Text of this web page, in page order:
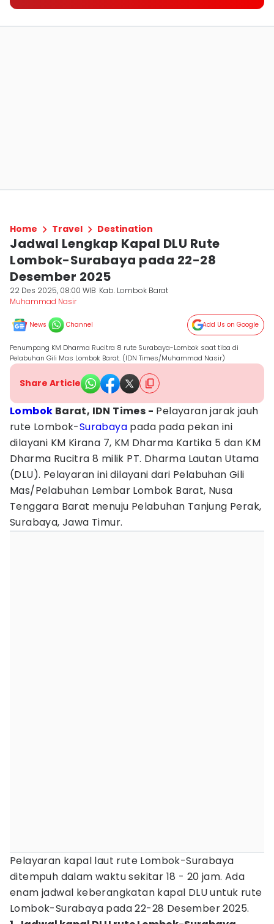
Home Travel Destination
Jadwal Lengkap Kapal DLU Rute
Lombok-Surabaya pada 22-28
Desember 2025
22 Des 2025, 08:00 WIB Kab. Lombok Barat
Muhammad Nasir
News Channel Add Us on Google
Penumpang KM Dharma Rucitra 8 rute Surabaya-Lombok saat tiba di
Pelabuhan Gili Mas Lombok Barat. (IDN Times/Muhammad Nasir)
Share Article
Lombok Barat, IDN Times - Pelayaran jarak jauh
rute Lombok-Surabaya pada pada pekan ini
dilayani KM Kirana 7, KM Dharma Kartika 5 dan KM
Dharma Rucitra 8 milik PT. Dharma Lautan Utama
(DLU). Pelayaran ini dilayani dari Pelabuhan Gili
Mas/Pelabuhan Lembar Lombok Barat, Nusa
Tenggara Barat menuju Pelabuhan Tanjung Perak,
Surabaya, Jawa Timur.
Pelayaran kapal laut rute Lombok-Surabaya
ditempuh dalam waktu sekitar 18 - 20 jam. Ada
enam jadwal keberangkatan kapal DLU untuk rute
Lombok-Surabaya pada 22-28 Desember 2025.